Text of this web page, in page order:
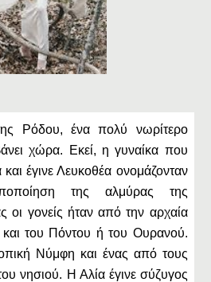
Ρόδου, ένα πολύ νωρίτερο
χώρα. Εκεί, η γυναίκα που
έγινε Λευκοθέα ονομάζονταν
της αλμύρας της
οι γονείς ήταν από την αρχαία
του Πόντου ή του Ουρανού.
Νύμφη και ένας από τους
νησιού. Η Αλία έγινε σύζυγος